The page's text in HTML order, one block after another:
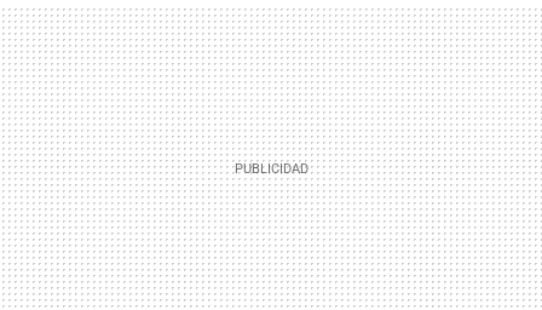
MAIL